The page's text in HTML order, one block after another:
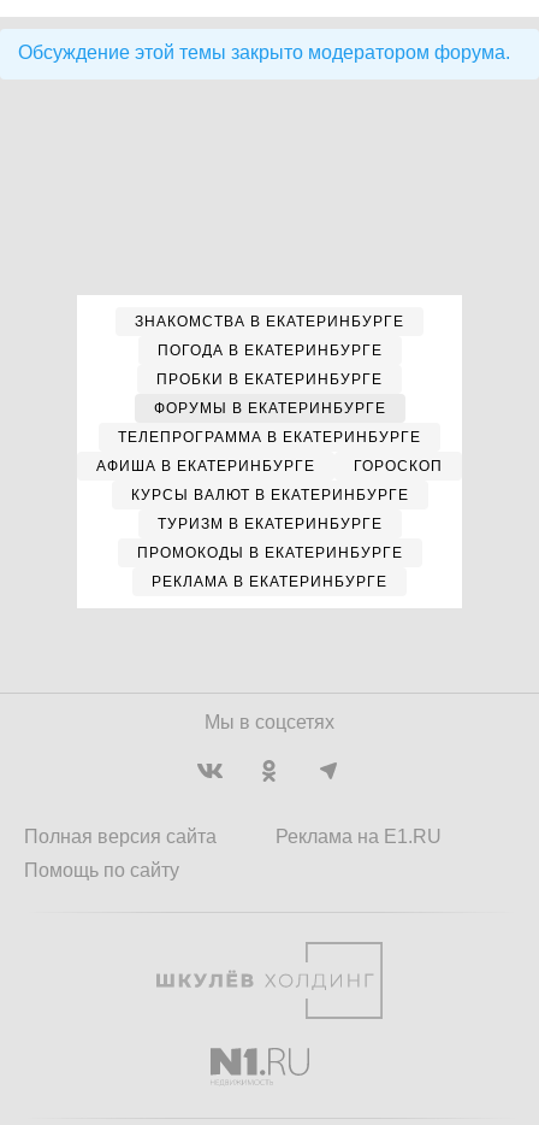
Обсуждение этой темы закрыто модератором форума.
ЗНАКОМСТВА В ЕКАТЕРИНБУРГЕ
ПОГОДА В ЕКАТЕРИНБУРГЕ
ПРОБКИ В ЕКАТЕРИНБУРГЕ
ФОРУМЫ В ЕКАТЕРИНБУРГЕ
ТЕЛЕПРОГРАММА В ЕКАТЕРИНБУРГЕ
АФИША В ЕКАТЕРИНБУРГЕ
ГОРОСКОП
КУРСЫ ВАЛЮТ В ЕКАТЕРИНБУРГЕ
ТУРИЗМ В ЕКАТЕРИНБУРГЕ
ПРОМОКОДЫ В ЕКАТЕРИНБУРГЕ
РЕКЛАМА В ЕКАТЕРИНБУРГЕ
Мы в соцсетях
Полная версия сайта
Помощь по сайту
Реклама на E1.RU